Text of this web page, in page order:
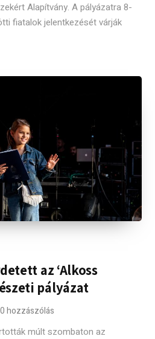
Alapítvány. A pályázatra 8-
fiatalok jelentkezését várják
az ‘Alkoss
pályázat
0 hozzászólás
múlt szombaton az